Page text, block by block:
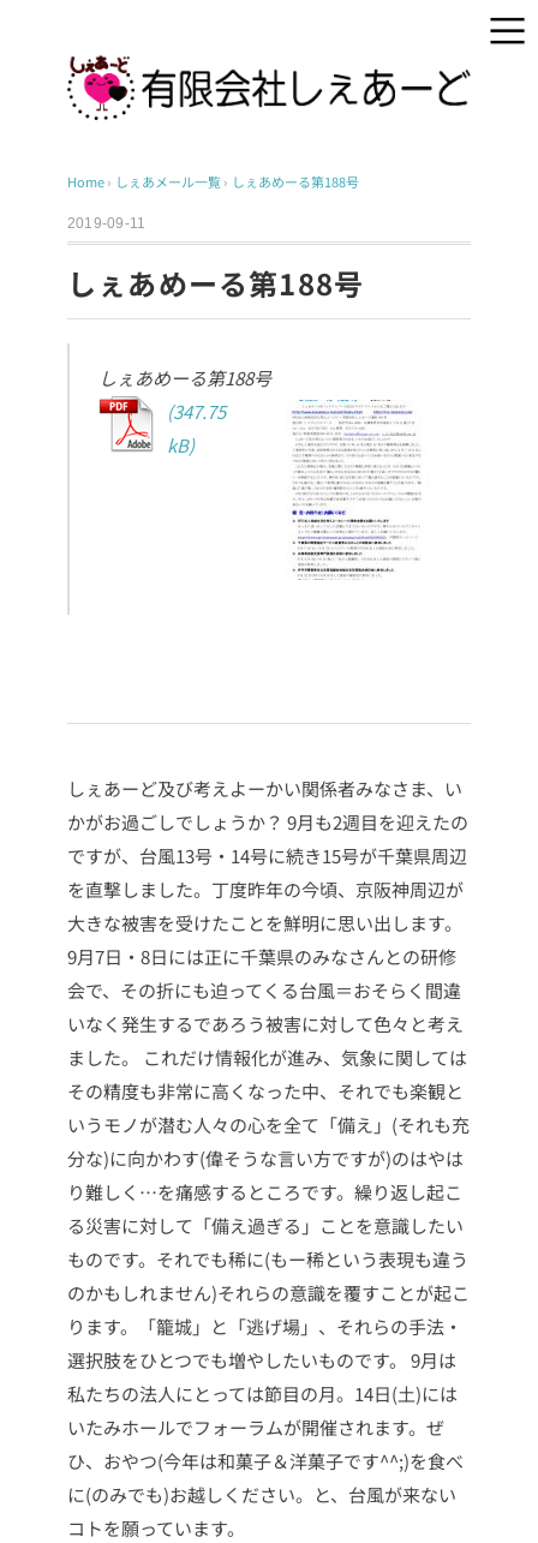
Home› しぇあメール一覧› しぇあめーる第188号
2019-09-11
しぇあめーる第188号
しぇあめーる第188号
しぇあーど及び考えよーかい関係者みなさま、い
かがお過ごしでしょうか？ 9月も2週目を迎えたの
ですが、台風13号・14号に続き15号が千葉県周辺
を直撃しました。丁度昨年の今頃、京阪神周辺が
大きな被害を受けたことを鮮明に思い出します。
9月7日・8日には正に千葉県のみなさんとの研修
会で、その折にも迫ってくる台風＝おそらく間違
いなく発生するであろう被害に対して色々と考え
ました。
これだけ情報化が進み、気象に関しては
その精度も非常に高くなった中、それでも楽観と
いうモノが潜む人々の心を全て「備え」(それも充
分な)に向かわす(偉そうな言い方ですが)のはやは
り難しく…を痛感するところです。繰り返し起こ
る災害に対して「備え過ぎる」ことを意識したい
ものです。それでも稀に(もー稀という表現も違う
のかもしれません)それらの意識を覆すことが起こ
ります。「籠城」と「逃げ場」、それらの手法・
選択肢をひとつでも増やしたいものです。 9月は
私たちの法人にとっては節目の月。14日(土)には
いたみホールでフォーラムが開催されます。ぜ
ひ、おやつ(今年は和菓子＆洋菓子です^^;)を食べ
に(のみでも)お越しください。と、台風が来ない
コトを願っています。